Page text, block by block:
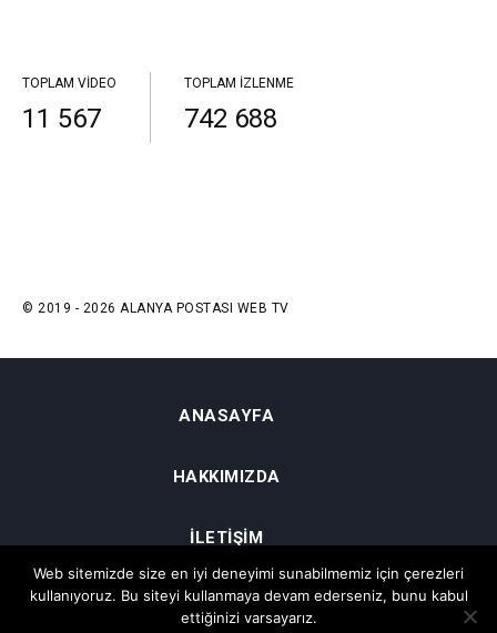
TOPLAM VIDEO
11 567
TOPLAM İZLENME
742 688
© 2019 - 2026 ALANYA POSTASI WEB TV
ANASAYFA
HAKKIMIZDA
İLETIŞIM
GIZLILIK VE ŞARTLAR
Web sitemizde size en iyi deneyimi sunabilmemiz için çerezleri
kullanıyoruz. Bu siteyi kullanmaya devam ederseniz, bunu kabul
ettiğinizi varsayarız.